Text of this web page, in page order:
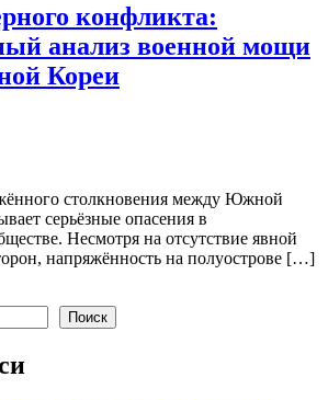
конфликта:
анализ военной мощи
Кореи
столкновения между Южной
серьёзные опасения в
Несмотря на отсутствие явной
напряжённость на полуострове […]
Поиск